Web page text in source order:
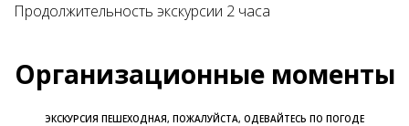
Продолжительность экскурсии 2 часа
Организационные моменты
ЭКСКУРСИЯ ПЕШЕХОДНАЯ, ПОЖАЛУЙСТА, ОДЕВАЙТЕСЬ ПО ПОГОДЕ